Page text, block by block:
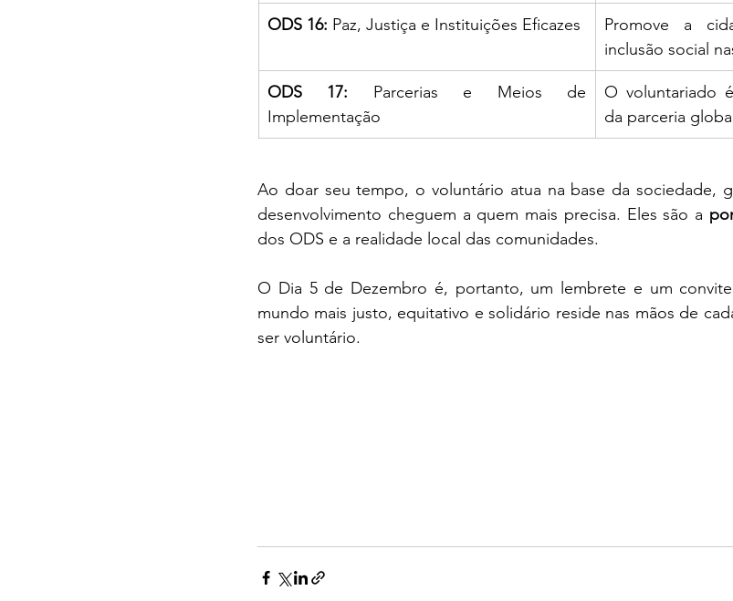
ODS 16: Paz, Justiça e Instituições Eficazes
Promove a
inclusão social
ODS 17: Parcerias e Meios de
Implementação
O voluntariado
da parceria
Ao doar seu tempo, o voluntário atua na base da sociedade,
desenvolvimento cheguem a quem mais precisa. Eles são a
dos ODS e a realidade local das comunidades.
O Dia 5 de Dezembro é, portanto, um lembrete e um
mundo mais justo, equitativo e solidário reside nas mãos de
ser voluntário.